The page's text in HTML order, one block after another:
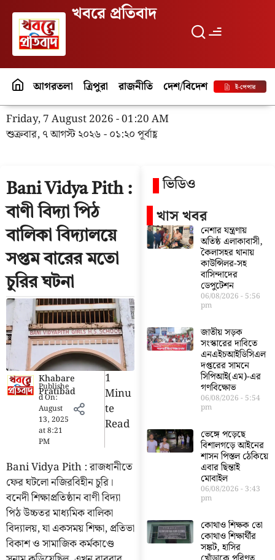
খবরে প্রতিবাদ
আগরতলা ত্রিপুরা রাজনীতি দেশ/বিদেশ পর্যটনই-পেপার
Friday, 7 August 2026 - 01:20 AM
শুক্রবার, ৭ আগস্ট ২০২৬ - ০১:২০ পূর্বাহ্ণ
Bani Vidya Pith :
বাণী বিদ্যা পিঠ
বালিকা বিদ্যালয়ে
সপ্তম বারের মতো
চুরির ঘটনা
Khabare
Pratibad
Publishe
d On:
August
13, 2025
at8:21
PM
1
Minu
Te
Read
Bani Vidya Pith : রাজধানীতে
ফের ঘটলো নজিরবিহীন চুরি।
বনেদী শিক্ষাপ্রতিষ্ঠান বাণী বিদ্যা
পিঠ উচ্চতর মাধ্যমিক বালিকা
বিদ্যালয়, যা একসময় শিক্ষা, প্রতিভা
বিকাশ ও সামাজিক কর্মকাণ্ডে
ভিডিও
খাস খবর
নেশার যন্ত্রণায়
অতিষ্ঠ এলাকাবাসী,
কৈলাসহর থানায়
কাউন্সিলর-সহ
বাসিন্দাদের
ডেপুটেশন
06/08/2026 5:56
pm
জাতীয় সড়ক
সংস্কারের দাবিতে
এনএইচআইডিসিএল
দপ্তরের সামনে
সিপিআই(এম)-এর
গণবিক্ষোভ
06/08/2026 5:54
pm
ভেঙ্গে পড়েছে
বিশালগড়ে আইনের
শাসন পিস্তল ঠেকিয়ে
এবার ছিন্তাই
মোবাইল
06/08/2026 3:43
pm
কোথাও শিক্ষক তো
কোথাও শিক্ষার্থীর
সঙ্কট, হাসির